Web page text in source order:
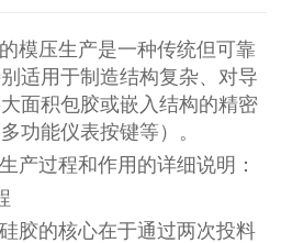
模压生产是一种传统但可靠
适用于制造结构复杂、对导
面积包胶或嵌入结构的精密
功能仪表按键等）。
产过程和作用的详细说明：
胶的核心在于通过两次投料